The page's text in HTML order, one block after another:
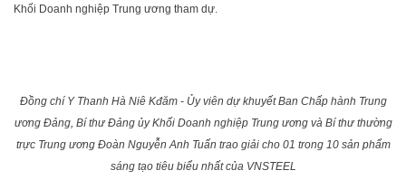
Khối Doanh nghiệp Trung ương tham dự.
Đồng chí Y Thanh Hà Niê Kđăm - Ủy viên dự khuyết Ban Chấp hành Trung
ương Đảng, Bí thư Đảng ủy Khối Doanh nghiệp Trung ương và Bí thư thường
trực Trung ương Đoàn Nguyễn Anh Tuấn trao giải cho 01 trong 10 sản phẩm
sáng tạo tiêu biểu nhất của VNSTEEL